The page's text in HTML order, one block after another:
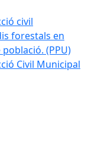
civil
forestals en
(PPU)
Civil Municipal